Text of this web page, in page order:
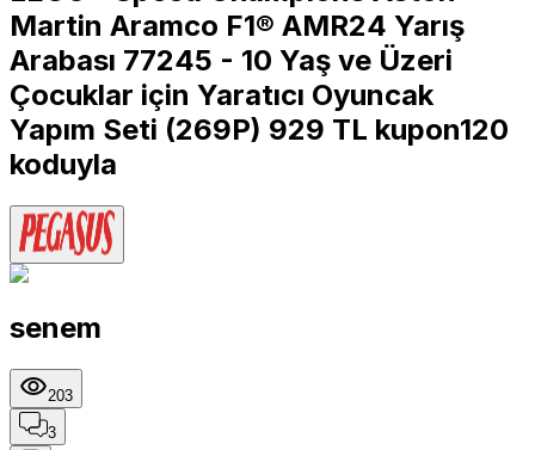
Martin Aramco F1® AMR24 Yarış
Arabası 77245 - 10 Yaş ve Üzeri
Çocuklar için Yaratıcı Oyuncak
Yapım Seti (269P) 929 TL kupon120
koduyla
senem
203
3